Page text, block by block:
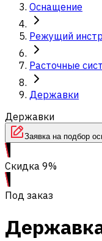
Оснащение
Режущий
Расточные
Державки
Державки
Заявка на подбор
Скидка 9%
Под заказ